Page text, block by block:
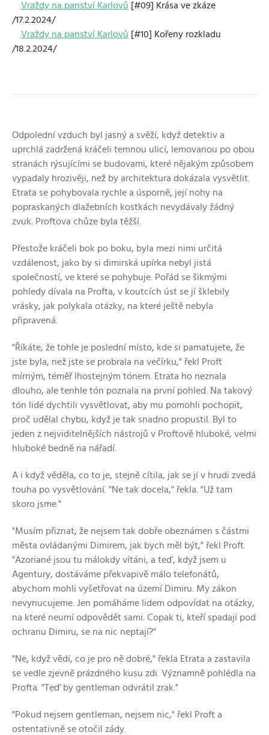
Vraždy na panství Karlovů [#09] Krása ve zkáze
/17.2.2024/
Vraždy na panství Karlovů [#10] Kořeny rozkladu
/18.2.2024/
Odpolední vzduch byl jasný a svěží, když detektiv a
uprchlá zadržená kráčeli temnou ulicí, lemovanou po obou
stranách rýsujícími se budovami, které nějakým způsobem
vypadaly hrozivěji, než by architektura dokázala vysvětlit.
Etrata se pohybovala rychle a úsporně, její nohy na
popraskaných dlažebních kostkách nevydávaly žádný
zvuk. Proftova chůze byla těžší.
Přestože kráčeli bok po boku, byla mezi nimi určitá
vzdálenost, jako by si dimirská upírka nebyl jistá
společností, ve které se pohybuje. Pořád se šikmými
pohledy dívala na Profta, v koutcích úst se jí šklebily
vrásky, jak polykala otázky, na které ještě nebyla
připravená.
"Říkáte, že tohle je poslední místo, kde si pamatujete, že
jste byla, než jste se probrala na večírku," řekl Proft
mírným, téměř lhostejným tónem. Etrata ho neznala
dlouho, ale tenhle tón poznala na první pohled. Na takový
tón lidé dychtili vysvětlovat, aby mu pomohli pochopit,
proč udělal chybu, když je tak snadno propustil. Byl to
jeden z nejviditelnějších nástrojů v Proftově hluboké, velmi
hluboké bedně na nářadí.
A i když věděla, co to je, stejně cítila, jak se jí v hrudi zvedá
touha po vysvětlování. "Ne tak docela," řekla. "Už tam
skoro jsme."
"Musím přiznat, že nejsem tak dobře obeznámen s částmi
města ovládanými Dimirem, jak bych měl být," řekl Proft.
"Azoriané jsou tu málokdy vítáni, a teď, když jsem u
Agentury, dostáváme překvapivě málo telefonátů,
abychom mohli vyšetřovat na území Dimiru. My zákon
nevynucujeme. Jen pomáháme lidem odpovídat na otázky,
na které neumí odpovědět sami. Copak ti, kteří spadají pod
ochranu Dimiru, se na nic neptají?"
"Ne, když vědí, co je pro ně dobré," řekla Etrata a zastavila
se vedle zjevně prázdného kusu zdi. Významně pohlédla na
Profta. "Teď by gentleman odvrátil zrak."
"Pokud nejsem gentleman, nejsem nic," řekl Proft a
ostentativně se otočil zády.